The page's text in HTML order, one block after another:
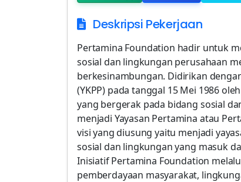
Deskripsi Pekerjaan
Pertamina Foundation hadir untuk
sosial dan lingkungan perusahaan
berkesinambungan. Didirikan
(YKPP) pada tanggal 15 Mei 1986
yang bergerak pada bidang sosial
menjadi Yayasan Pertamina atau
visi yang diusung yaitu menjadi
sosial dan lingkungan yang masuk
Inisiatif Pertamina Foundation
pemberdayaan masyarakat,